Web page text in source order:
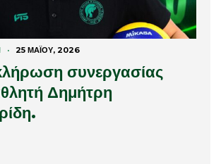
· 25 ΜΑΪ́ΟΥ, 2026
συνεργασίας
Δημήτρη